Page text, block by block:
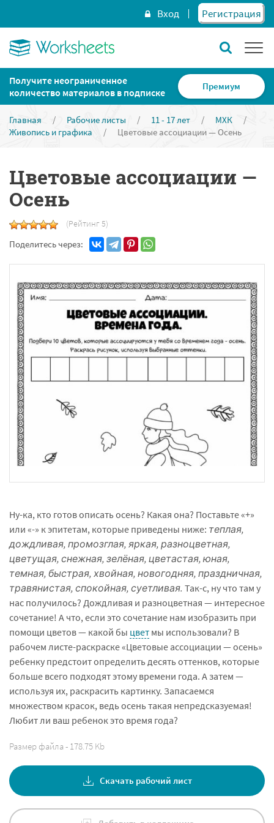
Вход Регистрация
Получите неограниченное
количество материалов в подписке
Премиум
Главная / Рабочие листы / 11 - 17 лет / МХК
/
Живопись и графика
/ Цветовые ассоциации — Осень
Цветовые ассоциации —
Осень
(Рейтинг 5)
Поделитесь через:
Ну-ка, кто готов описать осень? Какая она? Поставьте «+»
или «-» к эпитетам, которые приведены ниже: теплая,
дождливая, промозглая, яркая, разноцветная,
цветущая, снежная, зелёная, цветастая, юная,
темная, быстрая, хвойная, новогодняя, праздничная,
травянистая, спокойная, суетливая. Так-с, ну что там у
нас получилось? Дождливая и разноцветная — интересное
сочетание! А что, если это сочетание нам изобразить при
помощи цветов — какой бы цвет мы использовали? В
рабочем листе-раскраске «Цветовые ассоциации — осень»
ребенку предстоит определить десять оттенков, которые
больше всего подходят этому времени года. А затем —
используя их, раскрасить картинку. Запасаемся
множеством красок, ведь осень такая непредсказуемая!
Любит ли ваш ребенок это время года?
Размер файла - 178.75 Kb
Скачать рабочий лист